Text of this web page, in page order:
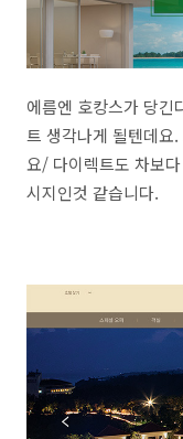
에름엔 호캉스가 당긴
트 생각나게 될텐데요
요/ 다이렉트도 차보
시지인것 같습니다.